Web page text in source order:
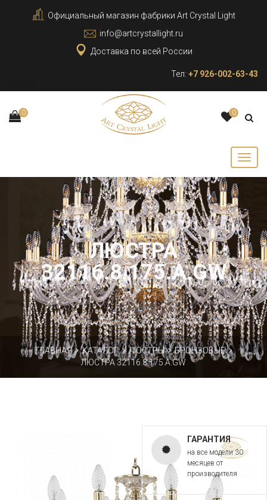
Официальный магазин фабрики Art Crystal Light
info@artcrystallight.ru
Доставка по всей России
Тел: +7 926-002-63-43
0 0
ЛЮСТРА
32116.8.175.A.GW
ГЛАВНАЯ КАТАЛОГ ЛЮСТРЫ
БРОНЗОВЫЕ
ЛЮСТРА 32116.8.175.A.GW
ГАРАНТИЯ
на все модели 30
месяцев от
производителя